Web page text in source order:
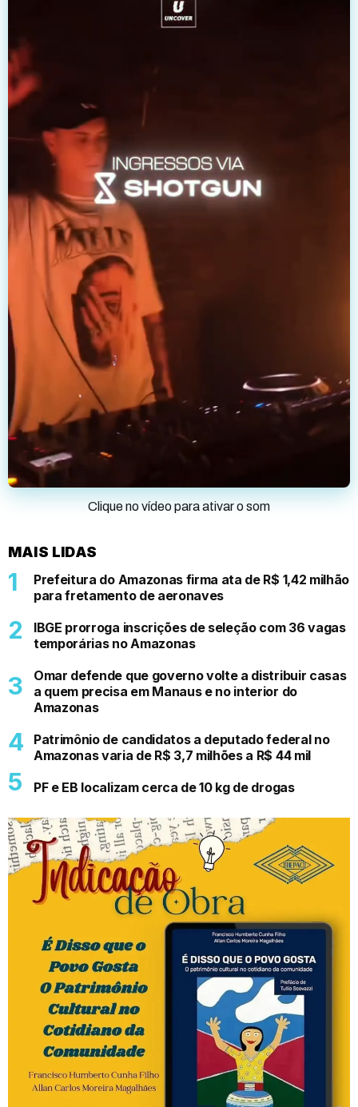
Clique no vídeo para ativar o som
MAIS LIDAS
Prefeitura do Amazonas firma ata de R$ 1,42 milhão
para fretamento de aeronaves
IBGE prorroga inscrições de seleção com 36 vagas
temporárias no Amazonas
Omar defende que governo volte a distribuir casas
a quem precisa em Manaus e no interior do
Amazonas
Patrimônio de candidatos a deputado federal no
Amazonas varia de R$ 3,7 milhões a R$ 44 mil
PF e EB localizam cerca de 10 kg de drogas